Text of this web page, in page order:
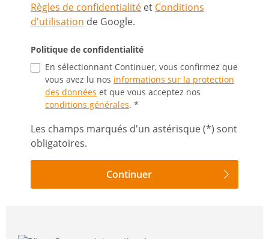
Règles de confidentialité et Conditions
d'utilisation de Google.
Politique de confidentialité
En sélectionnant Continuer, vous confirmez que
vous avez lu nos informations sur la protection
des données et que vous acceptez nos
conditions générales . *
Les champs marqués d'un astérisque (*) sont
obligatoires.
Continuer